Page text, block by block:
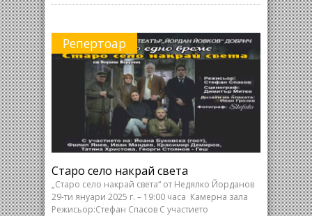
Репертоар
Старо село накрай света
„Старо село накрай света“ от Недялко Йорданов
29-ти януари 2025 г. – 19:00 часа Камерна зала
Режисьор:Стефан Спасов С участието